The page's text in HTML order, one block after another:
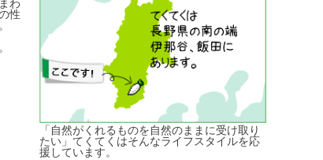
わ
性
「自然がくれるものを自然のままに受け取り
たい」てくてくはそんなライフスタイルを応
援しています。